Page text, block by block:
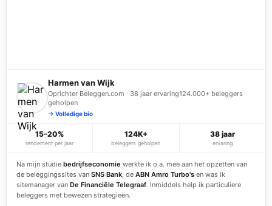
Harmen van Wijk
Oprichter Beleggen.com · 38 jaar ervaring124.000+ beleggers
geholpen
→ Volledige bio
15–20%
rendement per jaar
124K+
beleggers geholpen
38 jaar
ervaring
Na mijn studie bedrijfseconomie werkte ik o.a. mee aan het opzetten van
de beleggingssites van SNS Bank, de ABN Amro Turbo's en was ik
sitemanager van De Financiële Telegraaf. Inmiddels help ik particuliere
beleggers met bewezen strategieën.